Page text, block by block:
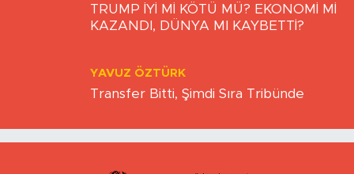
TRUMP İYİ Mİ KÖTÜ MÜ? EKONOMİ Mİ
KAZANDI, DÜNYA MI KAYBETTİ?
YAVUZ ÖZTÜRK
Transfer Bitti, Şimdi Sıra Tribünde